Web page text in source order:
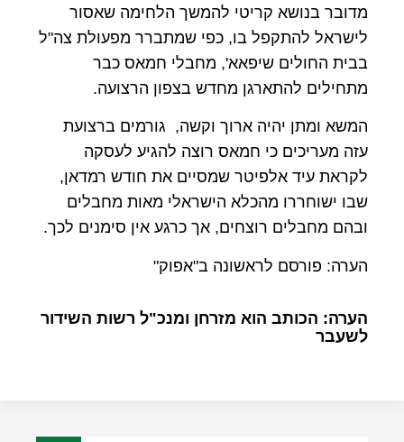
מדובר בנושא קריטי להמשך הלחימה שאסור
לישראל להתקפל בו, כפי שמתברר מפעולת צה"ל
בבית החולים שיפאא', מחבלי חמאס כבר
מתחילים להתארגן מחדש בצפון הרצועה.
המשא ומתן יהיה ארוך וקשה, גורמים ברצועת
עזה מעריכים כי חמאס רוצה להגיע לעסקה
לקראת עיד אלפיטר שמסיים את חודש רמדאן,
שבו ישוחררו מהכלא הישראלי מאות מחבלים
ובהם מחבלים רוצחים, אך כרגע אין סימנים לכך.
הערה: פורסם לראשונה ב"אפוק"
הערה: הכותב הוא מזרחן ומנכ"ל רשות השידור
לשעבר